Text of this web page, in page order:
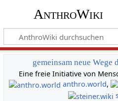
AnthroWiki
gemeinsam neue Wege
Eine freie Initiative von
anthro.world,